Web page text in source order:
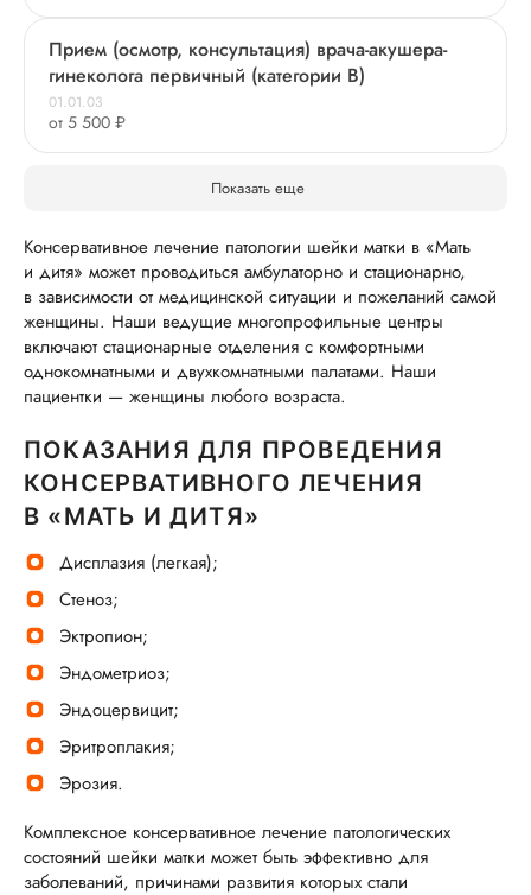
Прием (осмотр, консультация) врача-акушера-
гинеколога первичный (категории В)
01.01.03
от 5 500 ₽
Показать еще
Консервативное лечение патологии шейки матки в «Мать
и дитя» может проводиться амбулаторно и стационарно,
в зависимости от медицинской ситуации и пожеланий самой
женщины. Наши ведущие многопрофильные центры
включают стационарные отделения с комфортными
однокомнатными и двухкомнатными палатами. Наши
пациентки — женщины любого возраста.
ПОКАЗАНИЯ ДЛЯ ПРОВЕДЕНИЯ
КОНСЕРВАТИВНОГО ЛЕЧЕНИЯ
В «МАТЬ И ДИТЯ»
Дисплазия (легкая);
Стеноз;
Эктропион;
Эндометриоз;
Эндоцервицит;
Эритроплакия;
Эрозия.
Комплексное консервативное лечение патологических
состояний шейки матки может быть эффективно для
заболеваний, причинами развития которых стали